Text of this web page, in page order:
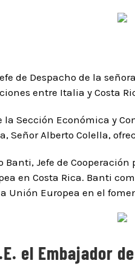
de Despacho de la
entre Italia y Costa
la Sección Económica y
Señor Alberto Colella,
Banti, Jefe de
en Costa Rica. Banti
Unión Europea en el
el Embajador